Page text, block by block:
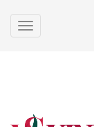
Toggle
navigation